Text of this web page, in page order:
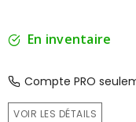
En inventaire
Compte PRO
VOIR LES DÉTAILS